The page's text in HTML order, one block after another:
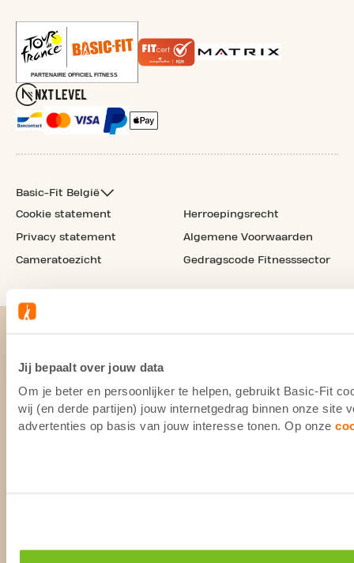
Jij bepaalt over jouw data
Om je beter en persoonlijker te helpen, gebruikt Basic-Fit
wij (en derde partijen) jouw internetgedrag binnen onze site
advertenties op basis van jouw interesse tonen. Op onze
Basic-Fit België
Cookie statement
Privacy statement
Cameratoezicht
Herroepingsrecht
Algemene Voorwaarden
Gedragscode Fitnesssector